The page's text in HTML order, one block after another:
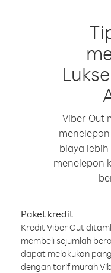
Viber Out
biaya
menelepon
Paket kredit
Kredit Viber Out
membeli sejumlah
dapat melakukan
dengan tarif murah